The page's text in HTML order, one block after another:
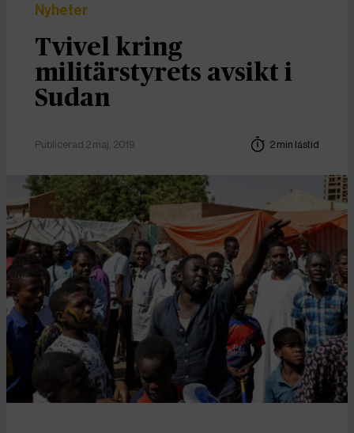
Nyheter
Tvivel kring
militärstyrets avsikt i
Sudan
Publicerad 2 maj, 2019 2 min lästid